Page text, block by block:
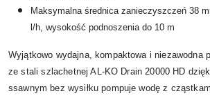
Maksymalna średnica zanieczyszczeń 38
l/h, wysokość podnoszenia do 10 m
Wyjątkowo wydajna, kompaktowa i niezawodna
ze stali szlachetnej AL-KO Drain 20000 HD
ssawnym bez wysiłku pompuje wodę z